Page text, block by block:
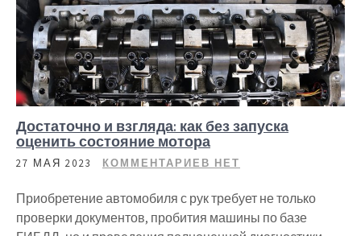
Достаточно и взгляда: как без запуска
оценить состояние мотора
27 МАЯ 2023 КОММЕНТАРИЕВ НЕТ
Приобретение автомобиля с рук требует не только
проверки документов, пробития машины по базе